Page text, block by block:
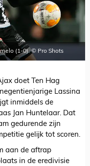
(1-0). © Pro Shots
doet Ten Hag
Lassina
inmiddels de
Jan Huntelaar. Dat
gedurende zijn
gelijk tot scoren.
aan de aftrap
in de eredivisie